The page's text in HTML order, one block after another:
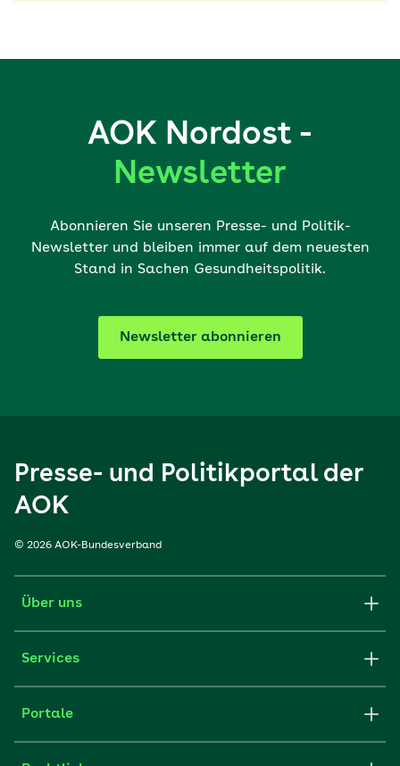
AOK Nordost -
Newsletter
Abonnieren Sie unseren Presse- und Politik-
Newsletter und bleiben immer auf dem neuesten
Stand in Sachen Gesundheitspolitik.
Newsletter abonnieren
Presse- und Politikportal der
AOK
© 2026 AOK-Bundesverband
Über uns
Services
Portale